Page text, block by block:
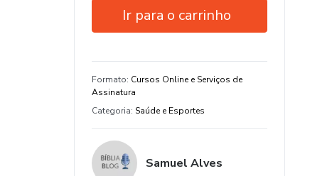
Ir para o carrinho
Estude do seu jeito e em qualquer
dispositivo
Formato: Cursos Online e Serviços de
Assinatura
Categoria: Saúde e Esportes
Samuel Alves